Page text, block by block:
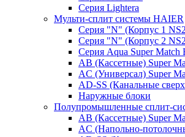
Серия Lightera
Мульти-сплит системы HAIER
Серия "N" (Корпус 1
Серия "N" (Корпус 2
Серия Aqua Super Match
AB (Кассетные) Super
AC (Универсал) Super
AD-SS (Канальные
Наружные блоки
Полупромышленные сплит-
AB (Кассетные) Super
AC (Напольно-